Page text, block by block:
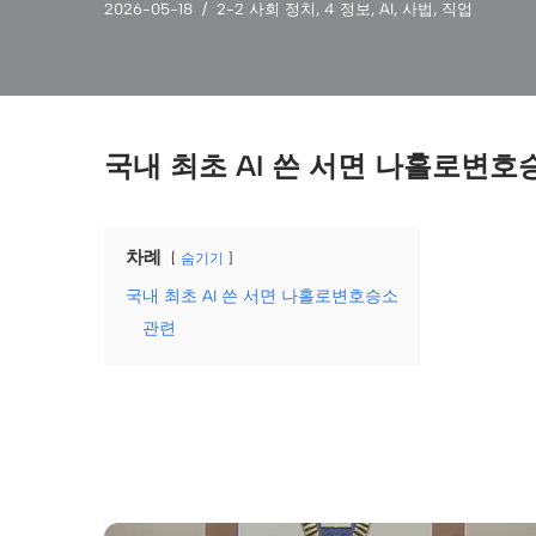
2026-05-18 2-2 사회 정치 , 4 정보, AI, 사법 , 직업
국내 최초 AI 쓴 서면 나홀로변호
차례 숨기기
국내 최초 AI 쓴 서면 나홀로변호승소
관련